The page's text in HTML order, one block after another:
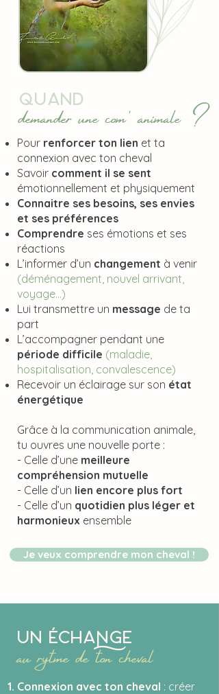
Quand
demander une com' animale ?
Pour renforcer ton lien et ta
connexion avec ton cheval
Savoir comment il se sent
émotionnellement et physiquement
Connaitre ses besoins, ses envies
et ses préférences
Comprendre ses émotions et ses
réactions
L’informer d’un changement à venir
(déménagement, nouvel arrivant,
voyage…)
Lui transmettre un message de ta
part
L’accompagner pendant une
période difficile (maladie,
hospitalisation, convalescence)
Recevoir un éclairage sur son état
énergétique
Grâce à la communication animale,
tu ouvres une nouvelle porte :
- Celle d’une meilleure
compréhension mutuelle
- Celle d’un lien encore plus fort
- Celle d’un quotidien plus léger et
harmonieux ensemble
Je veux comprendre mon cheval !
un Échage
au rytme de ton cheval
Connexion avec ton cheval : créer